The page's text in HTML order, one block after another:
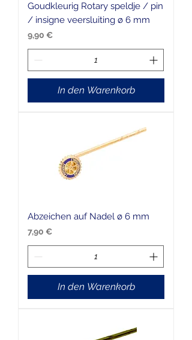
Goudkleurig Rotary speldje / pin
/ insigne veersluiting ø 6 mm
Preis
9,90 €
In den Warenkorb
Abzeichen auf Nadel ø 6 mm
Preis
7,90 €
In den Warenkorb